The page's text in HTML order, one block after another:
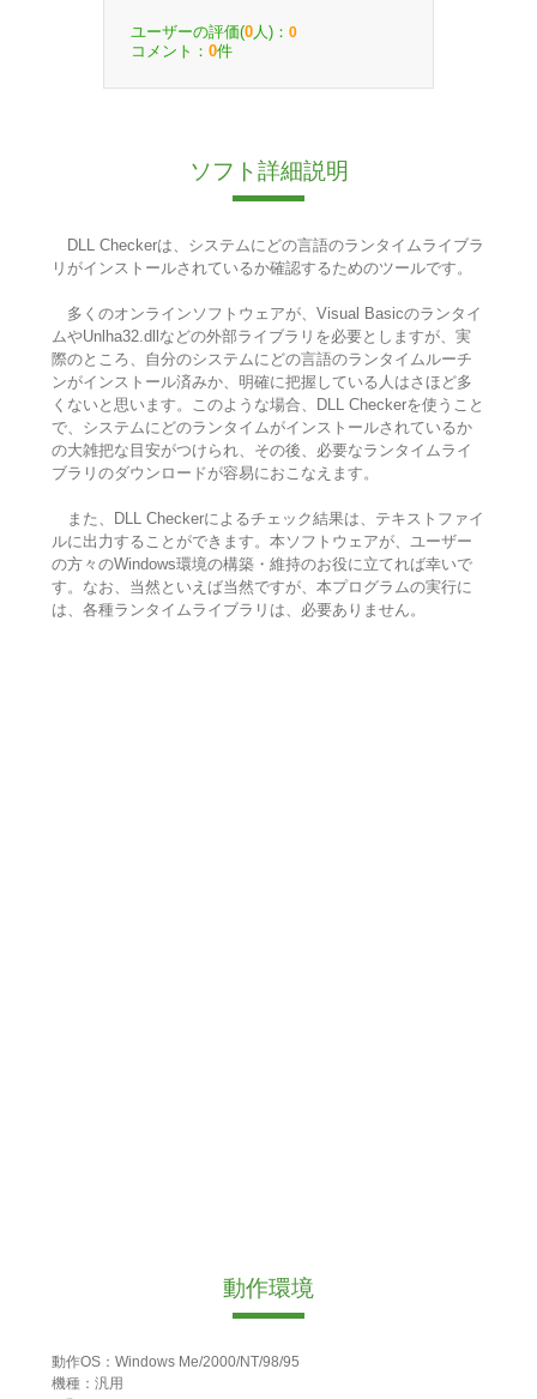
ユーザーの評価(0 人)： 0
コメント： 0件
ソフト詳細説明
DLL Checkerは、システムにどの言語のランタイムライブラ
リがインストールされているか確認するためのツールです。
多くのオンラインソフトウェアが、Visual Basicのランタイ
ムやUnlha32.dllなどの外部ライブラリを必要としますが、実
際のところ、自分のシステムにどの言語のランタイムルーチ
ンがインストール済みか、明確に把握している人はさほど多
くないと思います。このような場合、DLL Checkerを使うこと
で、システムにどのランタイムがインストールされているか
の大雑把な目安がつけられ、その後、必要なランタイムライ
ブラリのダウンロードが容易におこなえます。
また、DLL Checkerによるチェック結果は、テキストファイ
ルに出力することができます。本ソフトウェアが、ユーザー
の方々のWindows環境の構築・維持のお役に立てれば幸いで
す。なお、当然といえば当然ですが、本プログラムの実行に
は、各種ランタイムライブラリは、必要ありません。
動作環境
動作OS：Windows Me/2000/NT/98/95
機種：汎用